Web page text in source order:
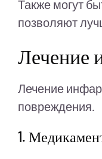
Также могут
позволяют
Лечение
Лечение
повреждения.
1.